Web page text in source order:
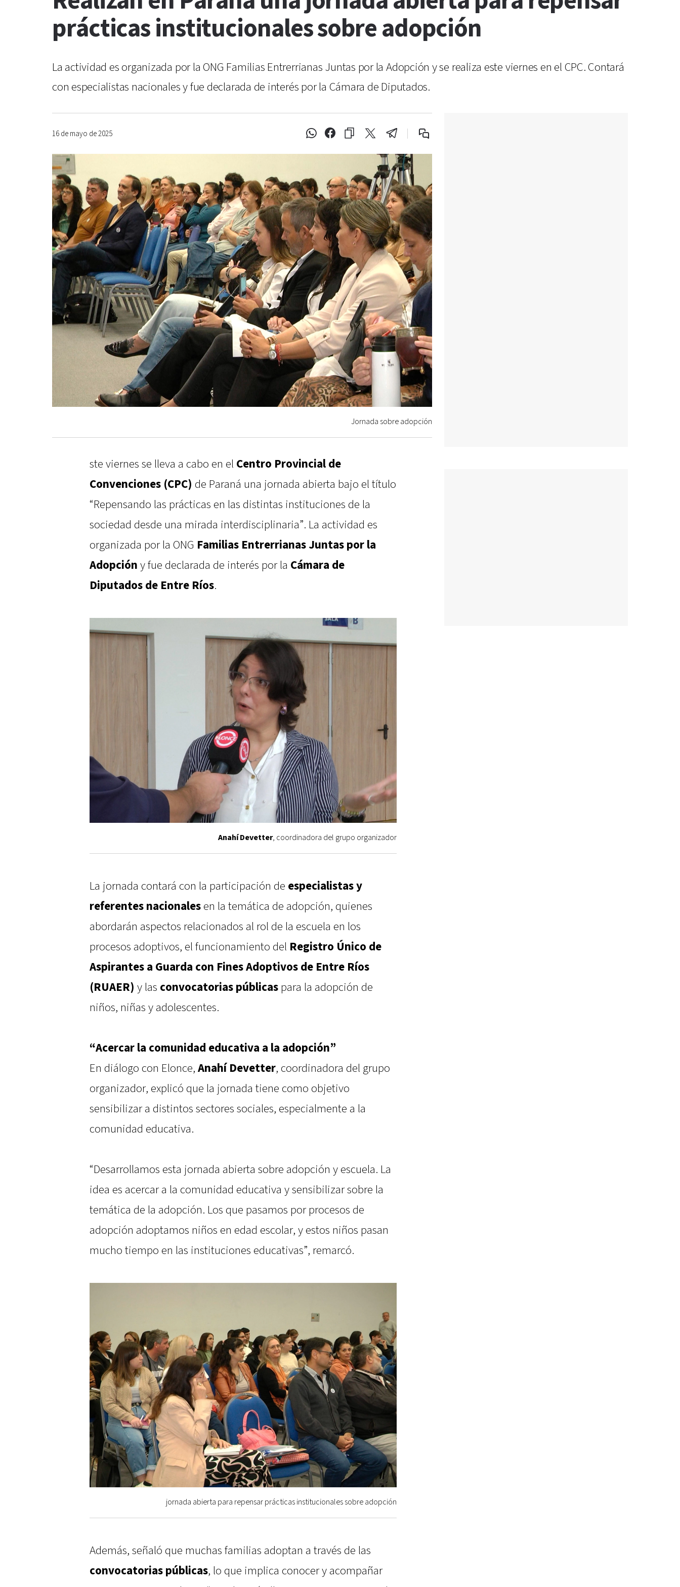
prácticas institucionales sobre adopción
La actividad es organizada por la ONG Familias Entrerrianas Juntas por la Adopción y se realiza este viernes en el CPC. Contará
con especialistas nacionales y fue declarada de interés por la Cámara de Diputados.
16 de mayo de 2025
Jornada sobre adopción
ste viernes se lleva a cabo en el Centro Provincial de
Convenciones (CPC) de Paraná una jornada abierta bajo el título
“Repensando las prácticas en las distintas instituciones de la
sociedad desde una mirada interdisciplinaria”. La actividad es
organizada por la ONG Familias Entrerrianas Juntas por la
Adopción y fue declarada de interés por la Cámara de
Diputados de Entre Ríos.
Anahí Devetter, coordinadora del grupo organizador
La jornada contará con la participación de especialistas y
referentes nacionalesen la temática de adopción, quienes
abordarán aspectos relacionados al rol de la escuela en los
procesos adoptivos, el funcionamiento del Registro Único de
Aspirantes a Guarda con Fines Adoptivos de Entre Ríos
(RUAER) y las convocatorias públicas para la adopción de
niños, niñas y adolescentes.
“Acercar la comunidad educativa a la adopción”
En diálogo con Elonce, Anahí Devetter, coordinadora del grupo
organizador, explicó que la jornada tiene como objetivo
sensibilizar a distintos sectores sociales, especialmente a la
comunidad educativa.
“Desarrollamos esta jornada abierta sobre adopción y escuela. La
idea es acercar a la comunidad educativa y sensibilizar sobre la
temática de la adopción. Los que pasamos por procesos de
adopción adoptamos niños en edad escolar, y estos niños pasan
mucho tiempo en las instituciones educativas”, remarcó.
jornada abierta para repensar prácticas institucionales sobre adopción
Además, señaló que muchas familias adoptan a través de las
convocatorias públicas, lo que implica conocer y acompañar